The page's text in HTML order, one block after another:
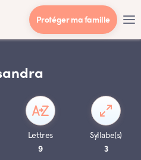
Protéger ma famille
Lettres
9
Syllabe(s)
3